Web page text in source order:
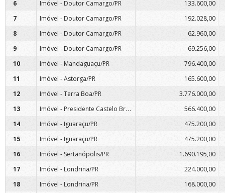
6
Imóvel - Doutor Camargo/PR
133.600,00
7
Imóvel - Doutor Camargo/PR
192.028,00
8
Imóvel - Doutor Camargo/PR
62.960,00
9
Imóvel - Doutor Camargo/PR
69.256,00
10
Imóvel - Mandaguaçu/PR
796.400,00
11
Imóvel - Astorga/PR
165.600,00
12
Imóvel - Terra Boa/PR
3.776.000,00
13
Imóvel - Presidente Castelo Branco/PR
566.400,00
14
Imóvel - Iguaraçu/PR
475.200,00
15
Imóvel - Iguaraçu/PR
475.200,00
16
Imóvel - Sertanópolis/PR
1.690.195,00
17
Imóvel - Londrina/PR
224.000,00
18
Imóvel - Londrina/PR
168.000,00